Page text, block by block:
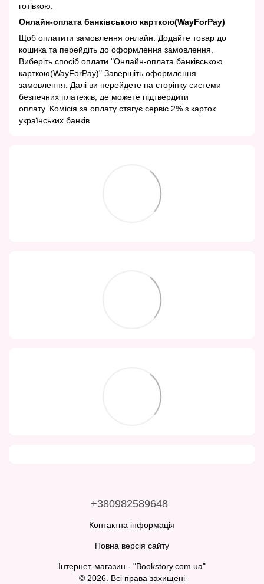
готівкою.
Онлайн-оплата банківською карткою(WayForPay)
Щоб оплатити замовлення онлайн: Додайте товар до
кошика та перейдіть до оформлення замовлення.
Виберіть спосіб оплати "Онлайн-оплата банківською
карткою(WayForPay)" Завершіть оформлення
замовлення. Далі ви перейдете на сторінку системи
безпечних платежів, де можете підтвердити
оплату. Комісія за оплату стягує сервіс 2% з карток
українських банків
+380982589648
Контактна інформація
Повна версія сайту
Інтернет-магазин - "Bookstory.com.ua"
© 2026. Всі права захищені